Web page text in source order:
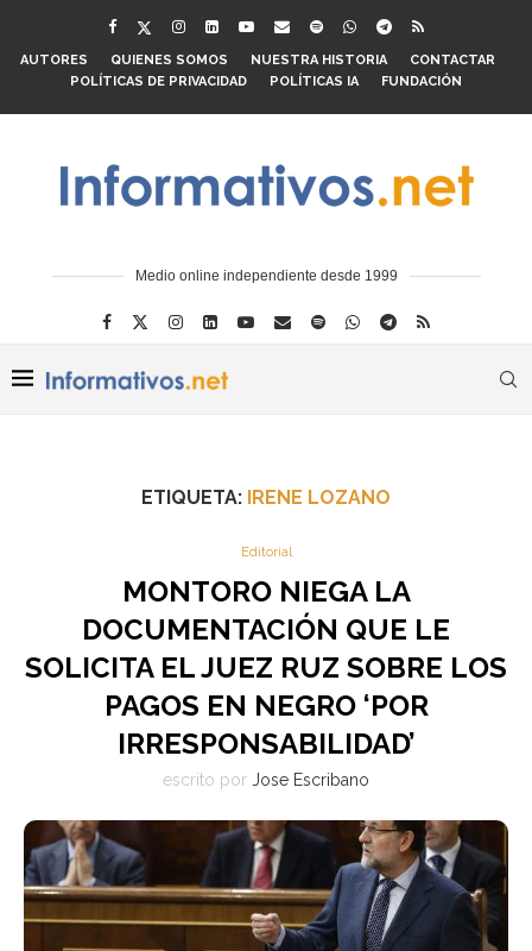
AUTORES QUIENES SOMOS NUESTRA HISTORIA
CONTACTAR
POLÍTICAS DE PRIVACIDAD
POLÍTICAS IA FUNDACIÓN
Medio online independiente desde 1999
ETIQUETA: IRENE LOZANO
Editorial
MONTORO NIEGA LA
DOCUMENTACIÓN QUE LE
SOLICITA EL JUEZ RUZ SOBRE LOS
PAGOS EN NEGRO ‘POR
IRRESPONSABILIDAD’
escrito por Jose Escribano